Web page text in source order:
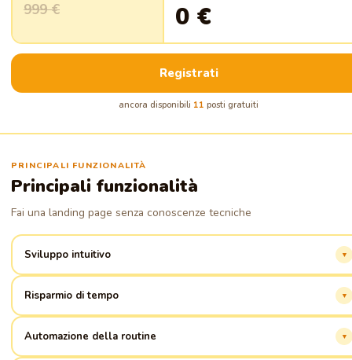
999 € 0 €
Registrati
ancora disponibili 11 posti gratuiti
PRINCIPALI FUNZIONALITÀ
Principali funzionalità
Fai una landing page senza conoscenze tecniche
Sviluppo intuitivo
Risparmio di tempo
Automazione della routine